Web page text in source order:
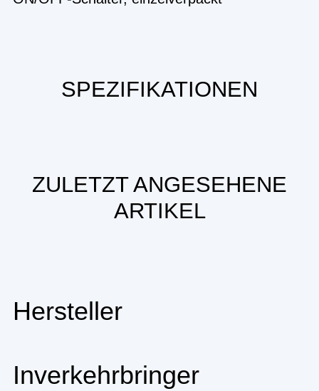
SPEZIFIKATIONEN
ZULETZT ANGESEHENE
ARTIKEL
Hersteller
Inverkehrbringer